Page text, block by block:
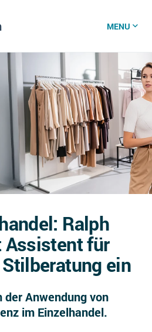
MENU
Ralph
Assistent für
ein
der Anwendung von
im Einzelhandel.